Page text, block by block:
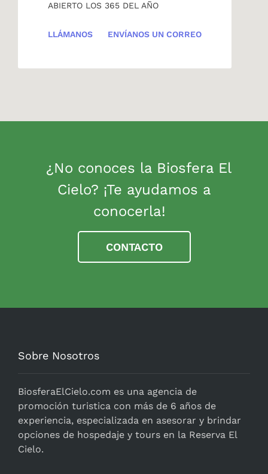
ABIERTO LOS 365 DEL AÑO
LLÁMANOS ENVÍANOS UN CORREO
¿No conoces la Biosfera El
Cielo? ¡Te ayudamos a
conocerla!
CONTACTO
Sobre Nosotros
BiosferaElCielo.com es una agencia de
promoción turistica con más de 6 años de
experiencia, especializada en asesorar y brindar
opciones de hospedaje y tours en la Reserva El
Cielo.